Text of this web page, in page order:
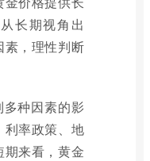
长期视角出
素，理性判断
种因素的影
利率政策、地
来看，黄金